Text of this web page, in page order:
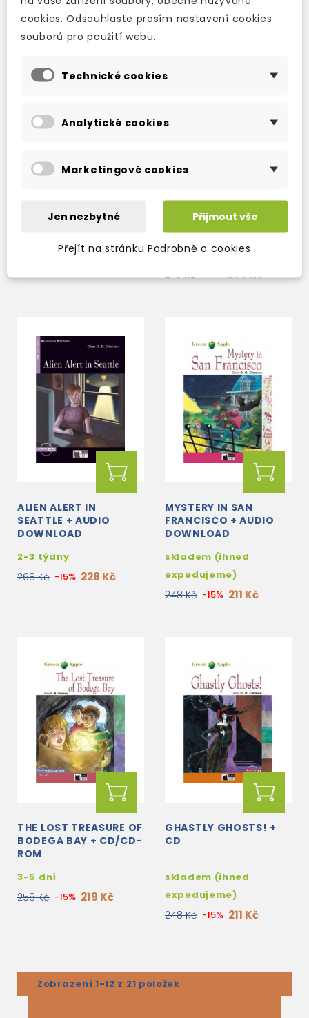
CANYON + CD-ROM
skladem (ihned
expedujeme)
270 Kč -15% 230 Kč
ALIEN ALERT IN
SEATTLE + AUDIO
DOWNLOAD
2-3 týdny
268 Kč -15% 228 Kč
MYSTERY IN SAN
FRANCISCO + AUDIO
DOWNLOAD
skladem (ihned
expedujeme)
248 Kč -15% 211 Kč
THE LOST TREASURE OF
BODEGA BAY + CD/CD-
ROM
3-5 dní
258 Kč -15% 219 Kč
GHASTLY GHOSTS! +
CD
skladem (ihned
expedujeme)
248 Kč -15% 211 Kč
Zobrazení 1-12 z 21 položek
cookies. Odsouhlaste prosím nastavení cookies
souborů pro použití webu.
Technické cookies
Analytické cookies
Marketingové cookies
Jen nezbytné Přijmout vše
Přejít na stránku Podrobně o cookies